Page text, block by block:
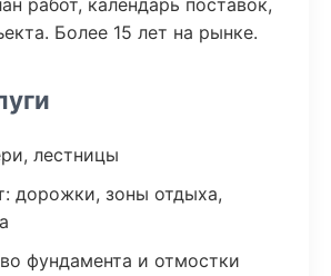
работ, календарь поставок,
Более 15 лет на рынке.
лестницы
дорожки, зоны отдыха,
фундамента и отмостки